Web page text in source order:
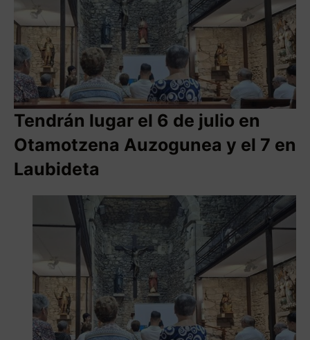
Tendrán lugar el 6 de julio en
Otamotzena Auzogunea y el 7 en
Laubideta